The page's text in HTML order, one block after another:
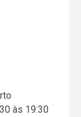
às 19:30